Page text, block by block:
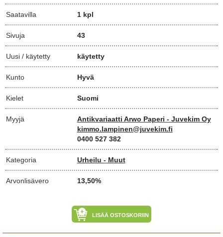
Saatavilla 1 kpl
Sivuja 43
Uusi / käytetty käytetty
Kunto Hyvä
Kielet Suomi
Myyjä
Antikvariaatti Arwo Paperi - Juvekim Oy
kimmo.lampinen@juvekim.fi
0400 527 382
Kategoria Urheilu - Muut
Arvonlisävero 13,50%
LISÄÄ OSTOSKORIIN